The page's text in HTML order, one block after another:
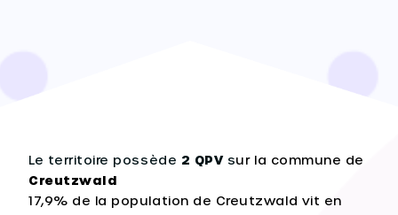
Le territoire possède 2 QPV sur la commune de
Creutzwald
17,9% de la population de Creutzwald vit en